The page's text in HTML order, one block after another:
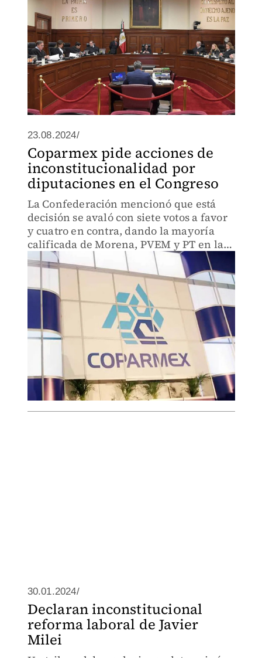
23.08.2024/
Coparmex pide acciones de
inconstitucionalidad por
diputaciones en el Congreso
La Confederación mencionó que está
decisión se avaló con siete votos a favor
y cuatro en contra, dando la mayoría
calificada de Morena, PVEM y PT en la
Cámara de Diputados.
30.01.2024/
Declaran inconstitucional
reforma laboral de Javier
Milei